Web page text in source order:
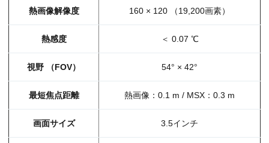
熱画像解像度 160 × 120 （19,200画素）
熱感度 ＜ 0.07 ℃
視野 （FOV） 54° × 42°
最短焦点距離 熱画像：0.1 m / MSX：0.3 m
画面サイズ 3.5インチ